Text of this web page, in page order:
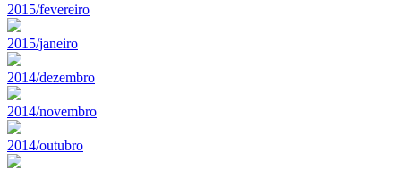
2015/fevereiro
2015/janeiro
2014/dezembro
2014/novembro
2014/outubro